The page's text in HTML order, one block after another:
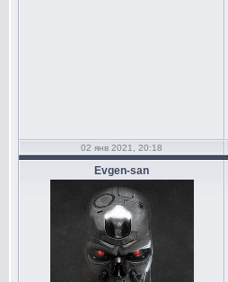
02 янв 2021, 20:18
Evgen-san